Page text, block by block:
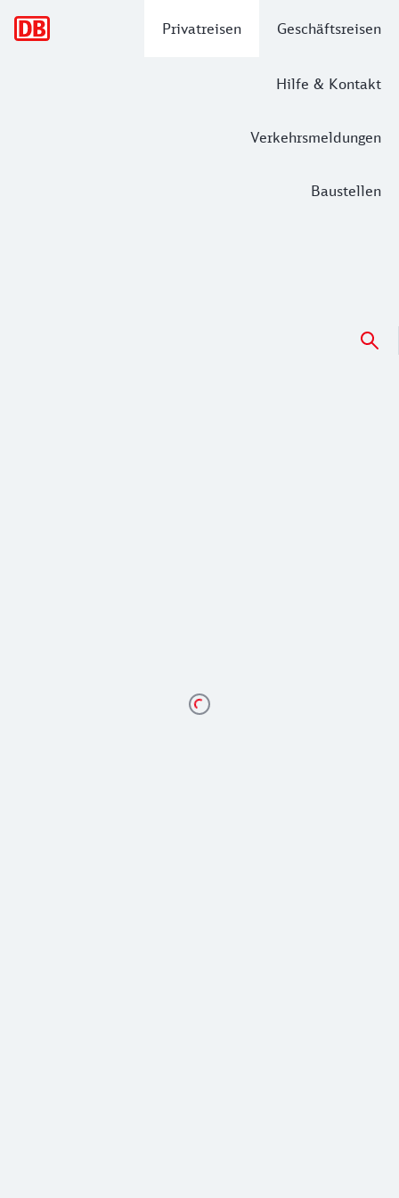
Privatreisen Geschäftsreisen
Hilfe & Kontakt
Verkehrsmeldungen
Baustellen